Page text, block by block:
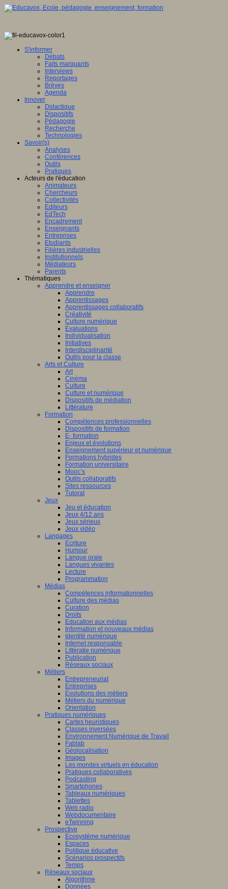
S'informer
Débats
Faits marquants
Interviews
Reportages
Brèves
Agenda
Innover
Didactique
Dispositifs
Pédagogie
Recherche
Technologies
Savoir(s)
Analyses
Conférences
Outils
Pratiques
Acteurs de l'éducation
Animateurs
Chercheurs
Collectivités
Editeurs
EdTech
Encadrement
Enseignants
Entreprises
Etudiants
Filières industrielles
Institutionnels
Médiateurs
Parents
Thématiques
Apprendre et enseigner
Apprendre
Apprentissages
Apprentissages collaboratifs
Créativité
Culture numérique
Evaluations
Individualisation
Initiatives
Interdisciplinarité
Outils pour la classe
Arts et Culture
Art
Cinéma
Culture
Culture et numérique
Dispositifs de médiation
Littérature
Formation
Compétences professionnelles
Dispositifs de formation
E- formation
Enjeux et évolutions
Enseignement supérieur et numérique
Formations hybrides
Formation universitaire
Mooc’s
Outils collaboratifs
Sites ressources
Tutorat
Jeux
Jeu et éducation
Jeux 4/12 ans
Jeux sérieux
Jeux vidéo
Langages
Ecriture
Humour
Langue orale
Langues vivantes
Lecture
Programmation
Médias
Compétences informationnelles
Culture des médias
Curation
Droits
Education aux médias
Information et nouveaux médias
Identité numérique
Internet responsable
Littératie numérique
Publication
Réseaux sociaux
Métiers
Entrepreneuriat
Entreprises
Evolutions des métiers
Métiers du numérique
Orientation
Pratiques numériques
Cartes heuristiques
Classes inversées
Environnement Numérique de Travail
Fablab
Géolocalisation
Images
Les mondes virtuels en éducation
Pratiques collaboratives
Podcasting
Smartphones
Tableaux numériques
Tablettes
Web radio
Webdocumentaire
eTwinning
Prospective
Ecosystème numérique
Espaces
Politique éducative
Scénarios prospectifs
Temps
Réseaux sociaux
Algorithme
Données